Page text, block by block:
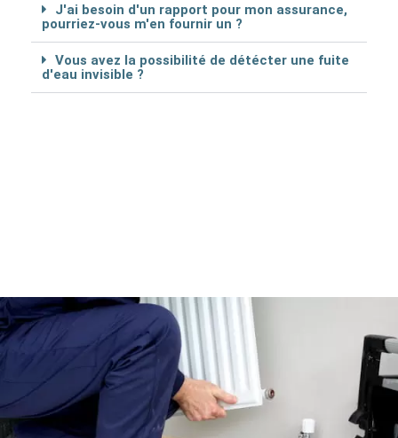
J'ai besoin d'un rapport pour mon assurance,
pourriez-vous m'en fournir un ?
Vous avez la possibilité de détécter une fuite
d'eau invisible ?